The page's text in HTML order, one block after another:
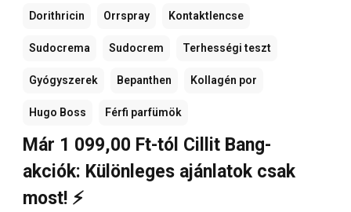
Dorithricin Orrspray Kontaktlencse
Sudocrema Sudocrem Terhességi teszt
Gyógyszerek Bepanthen Kollagén por
Hugo Boss Férfi parfümök
Már 1 099,00 Ft-tól Cillit Bang-
akciók: Különleges ajánlatok csak
most! ⚡